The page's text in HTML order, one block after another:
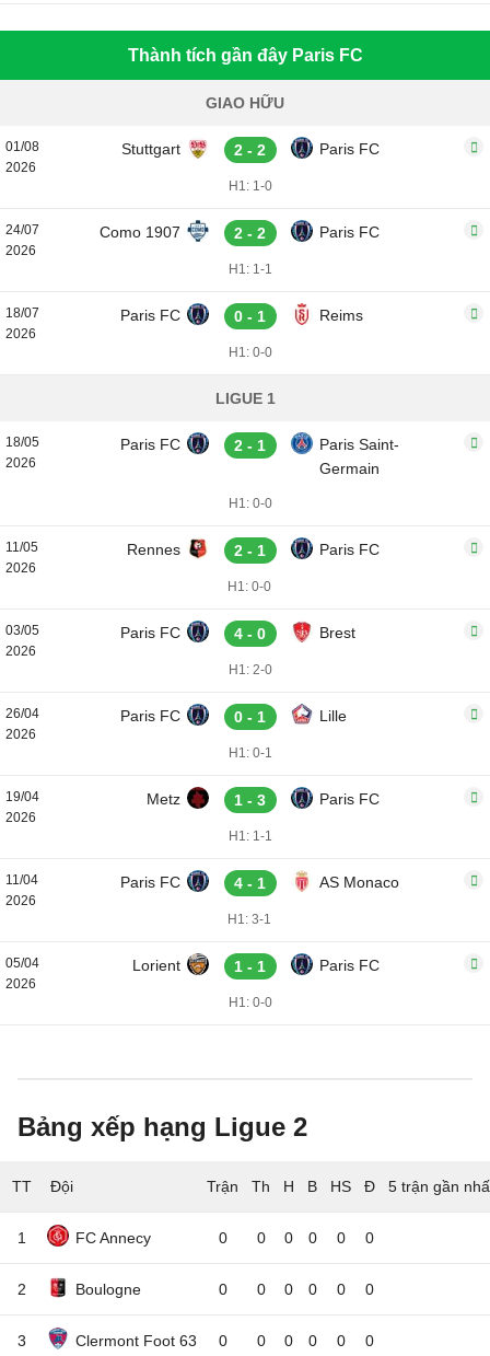
Thành tích gần đây Paris FC
GIAO HỮU
01/08
2026
Stuttgart 2 - 2 Paris FC
H1: 1-0
24/07
2026
Como 1907 2 - 2 Paris FC
H1: 1-1
18/07
2026
Paris FC 0 - 1 Reims
H1: 0-0
LIGUE 1
18/05
2026
Paris FC 2 - 1
Paris Saint-
Germain
H1: 0-0
11/05
2026
Rennes 2 - 1 Paris FC
H1: 0-0
03/05
2026
Paris FC 4 - 0 Brest
H1: 2-0
26/04
2026
Paris FC 0 - 1 Lille
H1: 0-1
19/04
2026
Metz 1 - 3 Paris FC
H1: 1-1
11/04
2026
Paris FC 4 - 1 AS Monaco
H1: 3-1
05/04
2026
Lorient 1 - 1 Paris FC
H1: 0-0
Bảng xếp hạng Ligue 2
TT Đội 5 trận gần
1 FC Annecy 0 0 0 0 0 0
2 Boulogne 0 0 0 0 0 0
3 Clermont Foot 63 0 0 0 0 0 0